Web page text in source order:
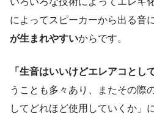
によってスピーカーから出る音
が生まれやすいからです。
「生音はいいけどエレアコとし
うことも多々あり、またその際
してどれほど使用していくか」